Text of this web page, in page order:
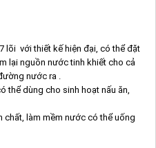
lõi với thiết kế hiện đại, có thể đặt
lại nguồn nước tinh khiết cho cả
nước ra .
thể dùng cho sinh hoạt nấu ăn,
làm mềm nước có thể uống